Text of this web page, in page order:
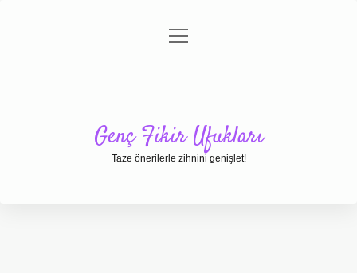
Gizlilik Politikası
menüyü
Genç Fikir Ufukları
Taze önerilerle zihnini genişlet!